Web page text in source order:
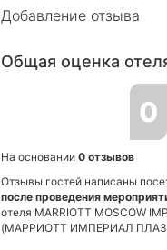
Добавление отзыва
Общая оценка
0
На основании 0 отзывов
Отзывы гостей написаны
после проведения
отеля MARRIOTT MOSCOW
(МАРРИОТТ ИМПЕРИАЛ